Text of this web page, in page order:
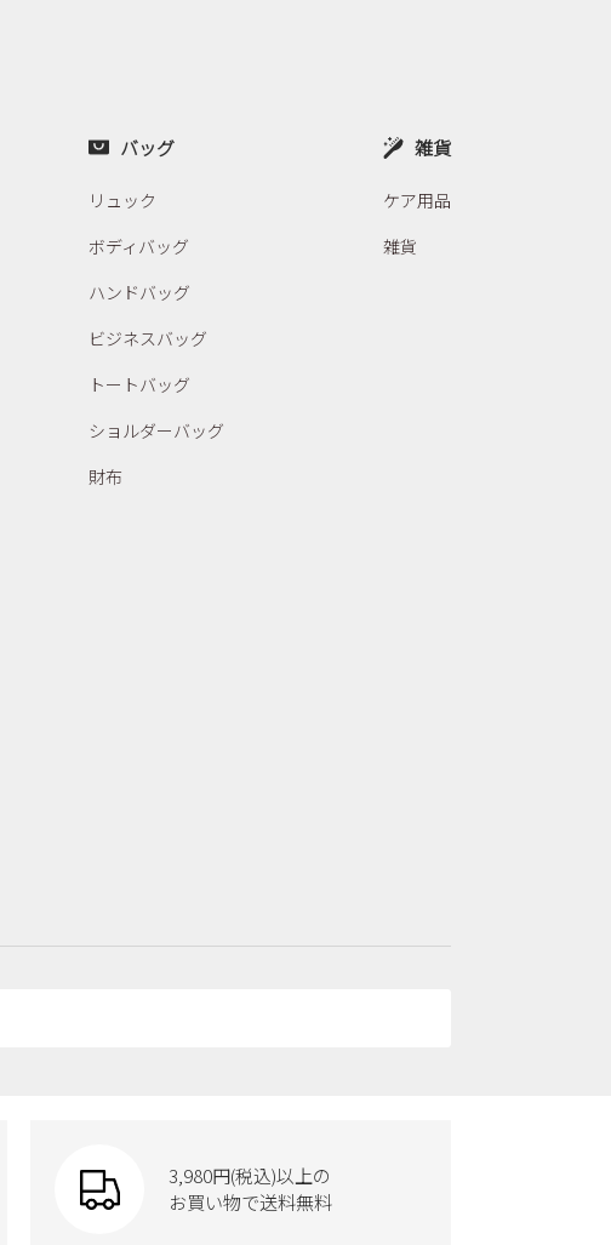
バッグ
リュック
ボディバッグ
ハンドバッグ
ビジネスバッグ
トートバッグ
ショルダーバッグ
財布
雑貨
ケア用品
雑貨
3,980円(税込)以上の
お買い物で送料無料